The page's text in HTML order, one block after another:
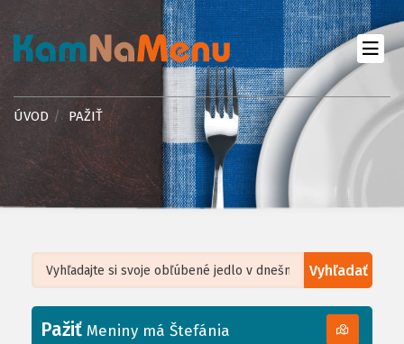
ÚVOD PAŽIŤ
Vyhľadať
+
Leaflet| ©OpenStreetMap, Tiles courtesy ofHumanitarian OpenStreetMap
Pažiť Meniny má Štefánia